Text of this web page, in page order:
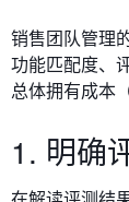
销售团队管理
功能匹配度、
总体拥有成本
1. 明确